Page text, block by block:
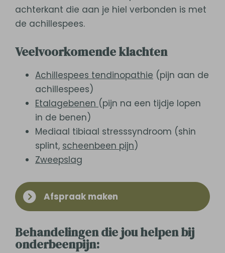
achterkant die aan je hiel verbonden is met
de achillespees.
Veelvoorkomende klachten
Achillespees tendinopathie (pijn aan de
achillespees)
Etalagebenen (pijn na een tijdje lopen
in de benen)
Mediaal tibiaal stresssyndroom (shin
splint, scheenbeen pijn)
Zweepslag
Afspraak maken
Behandelingen die jou helpen bij
onderbeenpijn: